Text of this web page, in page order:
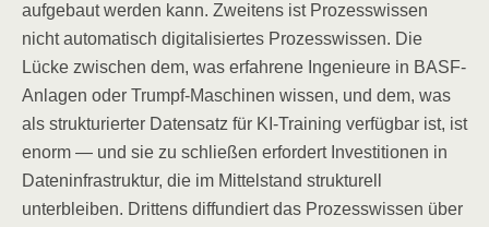
aufgebaut werden kann. Zweitens ist Prozesswissen
nicht automatisch digitalisiertes Prozesswissen. Die
Lücke zwischen dem, was erfahrene Ingenieure in BASF-
Anlagen oder Trumpf-Maschinen wissen, und dem, was
als strukturierter Datensatz für KI-Training verfügbar ist, ist
enorm — und sie zu schließen erfordert Investitionen in
Dateninfrastruktur, die im Mittelstand strukturell
unterbleiben. Drittens diffundiert das Prozesswissen über